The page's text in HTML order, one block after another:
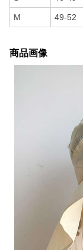
M 49-52
商品画像